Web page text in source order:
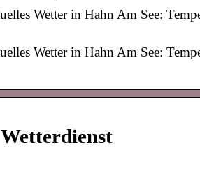
Wetter in Hahn Am See:
Wetter in Hahn Am See: